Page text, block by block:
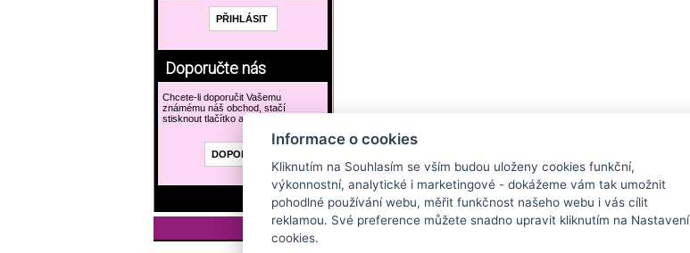
Doporučte nás
Chcete-li doporučit Vašemu
známému náš obchod, stačí
stisknout tlačítko a vyplnit formulář.
Ochrana osobních údajů
Informace o cookies
Kliknutím na Souhlasím se vším budou uloženy cookies funkční,
výkonnostní, analytické i marketingové - dokážeme vám tak umožnit
pohodlné používání webu, měřit funkčnost našeho webu i vás cílit
reklamou. Své preference můžete snadno upravit kliknutím na Nastavení
cookies.